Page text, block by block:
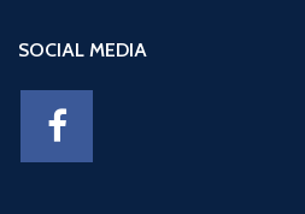
SOCIAL MEDIA